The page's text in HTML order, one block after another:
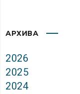
АРХИВА
2026
2025
2024